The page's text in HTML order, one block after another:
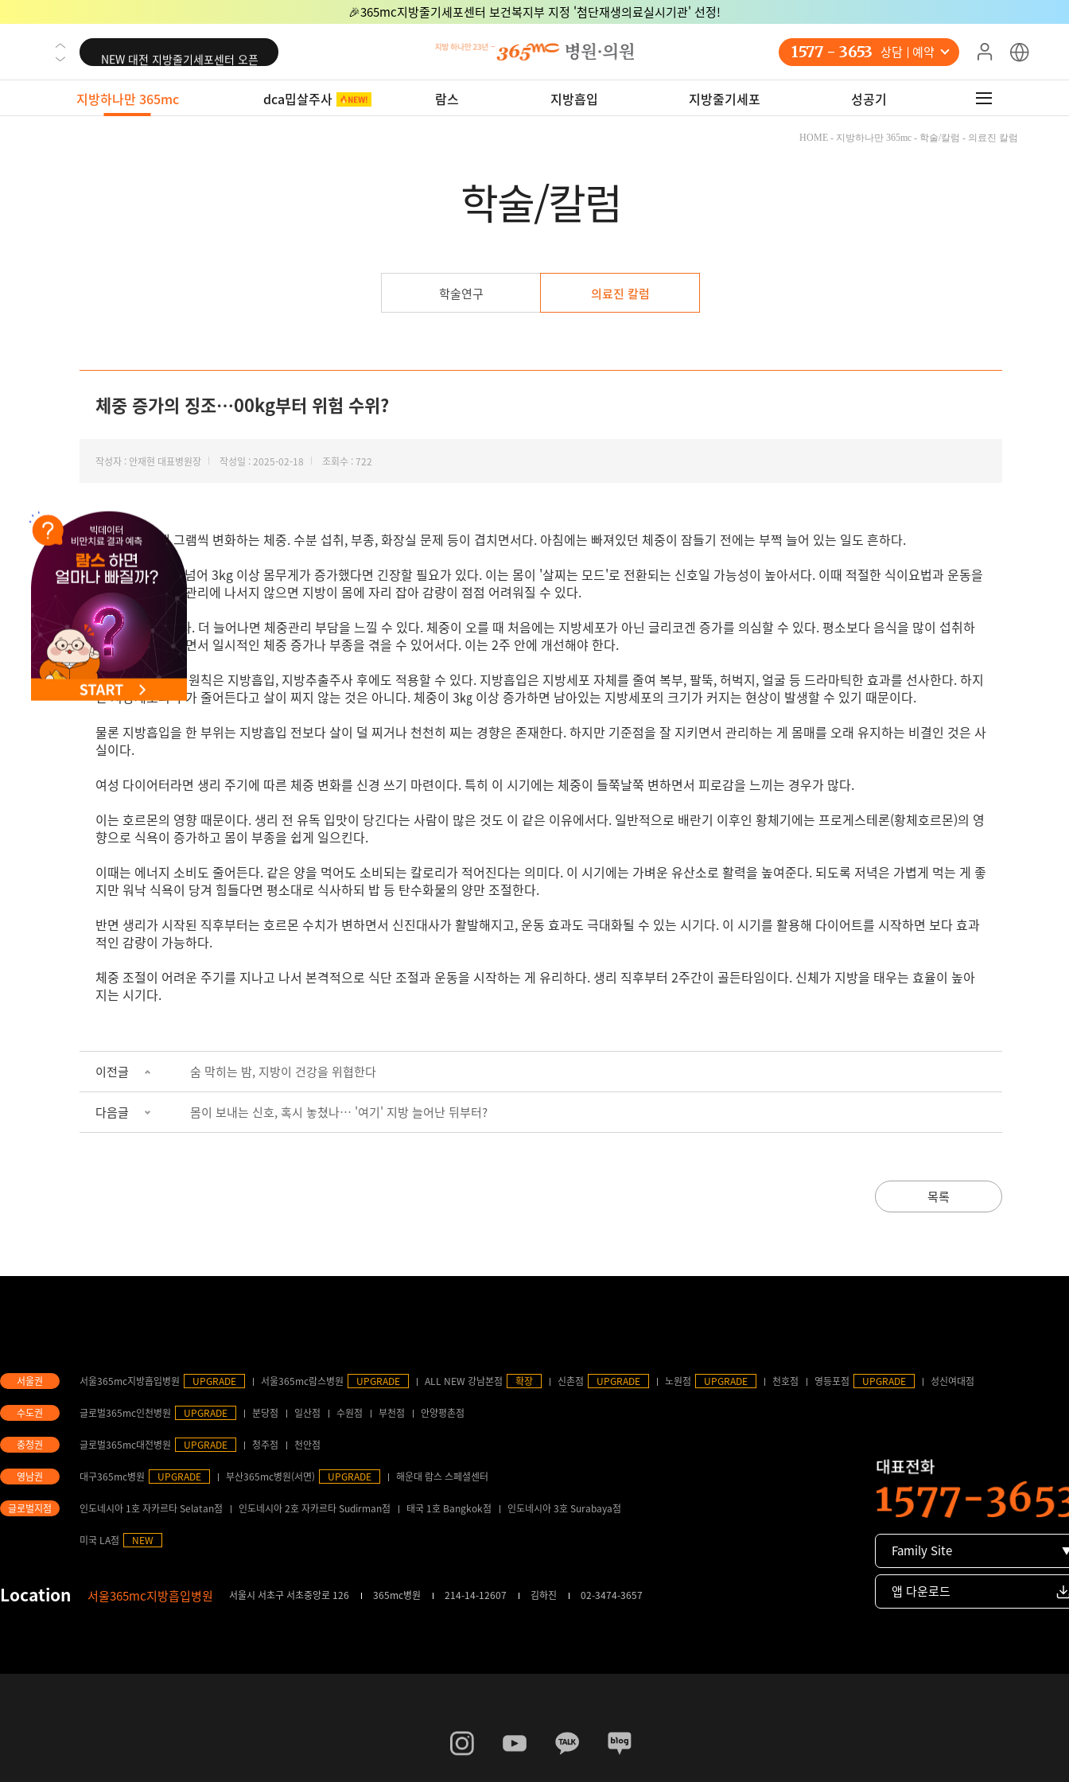
🎉365mc지방줄기세포센터 보건복지부 지정 '첨단재생의료실시기관' 선정!
NEW 교대 지방줄기세포센터 오픈
NEW 대전 지방줄기세포센터 오픈
NEW 노원 지방줄기세포센터 오픈
NEW 미국 LA점 오픈
1577 - 3653 상담 예약
지방하나만 365mc dca밉살주사 람스 지방흡입 지방줄기세포 성공기
HOME - 지방하나만 365mc - 학술/칼럼 - 의료진 칼럼
학술/칼럼
학술연구 의료진 칼럼
체중 증가의 징조…00kg부터 위험 수위?
작성자 : 안재현 대표병원장 작성일 : 2025-02-18 조회수 : 722
하루에도 몇백 그램씩 변화하는 체중. 수분 섭취, 부종, 화장실 문제 등이 겹치면서다. 아침에는 빠져있던 체중이 잠들기 전에는 부쩍 늘어 있는 일도 흔하다.
하지만 1,2 kg을 넘어 3kg 이상 몸무게가 증가했다면 긴장할 필요가 있다. 이는 몸이 '살찌는 모드'로 전환되는 신호일 가능성이 높아서다. 이때 적절한 식이요법과 운동을
등으로 타이트한 관리에 나서지 않으면 지방이 몸에 자리 잡아 감량이 점점 어려워질 수 있다.
기준점은 3kg이다. 더 늘어나면 체중관리 부담을 느낄 수 있다. 체중이 오를 때 처음에는 지방세포가 아닌 글리코겐 증가를 의심할 수 있다. 평소보다 음식을 많이 섭취하
면 글리코겐이 늘면서 일시적인 체중 증가나 부종을 겪을 수 있어서다. 이는 2주 안에 개선해야 한다.
이러한 체중 관리 원칙은 지방흡입, 지방추출주사 후에도 적용할 수 있다. 지방흡입은 지방세포 자체를 줄여 복부, 팔뚝, 허벅지, 얼굴 등 드라마틱한 효과를 선사한다. 하지
만 지방세포의 수가 줄어든다고 살이 찌지 않는 것은 아니다. 체중이 3㎏ 이상 증가하면 남아있는 지방세포의 크기가 커지는 현상이 발생할 수 있기 때문이다.
물론 지방흡입을 한 부위는 지방흡입 전보다 살이 덜 찌거나 천천히 찌는 경향은 존재한다. 하지만 기준점을 잘 지키면서 관리하는 게 몸매를 오래 유지하는 비결인 것은 사
실이다.
여성 다이어터라면 생리 주기에 따른 체중 변화를 신경 쓰기 마련이다. 특히 이 시기에는 체중이 들쭉날쭉 변하면서 피로감을 느끼는 경우가 많다.
이는 호르몬의 영향 때문이다. 생리 전 유독 입맛이 당긴다는 사람이 많은 것도 이 같은 이유에서다. 일반적으로 배란기 이후인 황체기에는 프로게스테론(황체호르몬)의 영
향으로 식욕이 증가하고 몸이 부종을 쉽게 일으킨다.
이때는 에너지 소비도 줄어든다. 같은 양을 먹어도 소비되는 칼로리가 적어진다는 의미다. 이 시기에는 가벼운 유산소로 활력을 높여준다. 되도록 저녁은 가볍게 먹는 게 좋
지만 워낙 식욕이 당겨 힘들다면 평소대로 식사하되 밥 등 탄수화물의 양만 조절한다.
반면 생리가 시작된 직후부터는 호르몬 수치가 변하면서 신진대사가 활발해지고, 운동 효과도 극대화될 수 있는 시기다. 이 시기를 활용해 다이어트를 시작하면 보다 효과
적인 감량이 가능하다.
체중 조절이 어려운 주기를 지나고 나서 본격적으로 식단 조절과 운동을 시작하는 게 유리하다. 생리 직후부터 2주간이 골든타임이다. 신체가 지방을 태우는 효율이 높아
지는 시기다.
이전글 숨 막히는 밤, 지방이 건강을 위협한다
다음글 몸이 보내는 신호, 혹시 놓쳤나… '여기' 지방 늘어난 뒤부터?
목록
서울365mc지방흡입병원 UPGRADE 서울365mc람스병원 UPGRADE ALL NEW 강남본점 확장 신촌점 UPGRADE 노원점 UPGRADE 천호점 영등포점 UPGRADE 성신여대점
글로벌365mc인천병원 UPGRADE 분당점 일산점 수원점 부천점 안양평촌점
글로벌365mc대전병원 UPGRADE 청주점 천안점
대구365mc병원 UPGRADE 부산365mc병원(서면) UPGRADE 해운대 람스 스페셜센터
인도네시아 1호 자카르타 Selatan점 인도네시아 2호 자카르타 Sudirman점 태국 1호 Bangkok점 인도네시아 3호 Surabaya점
미국 LA점 NEW
서울365mc지방흡입병원 서울시 서초구 서초중앙로 126 365mc병원 214-14-12607 김하진 02-3474-3657
Family Site
앱 다운로드